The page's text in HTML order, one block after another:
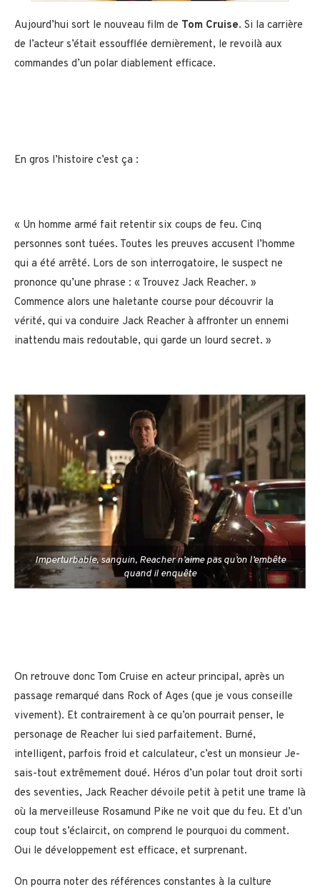
Aujourd’hui sort le nouveau film de Tom Cruise. Si la carrière
de l’acteur s’était essoufflée dernièrement, le revoilà aux
commandes d’un polar diablement efficace.
En gros l’histoire c’est ça :
« Un homme armé fait retentir six coups de feu. Cinq
personnes sont tuées. Toutes les preuves accusent l’homme
qui a été arrêté. Lors de son interrogatoire, le suspect ne
prononce qu’une phrase : « Trouvez Jack Reacher. »
Commence alors une haletante course pour découvrir la
vérité, qui va conduire Jack Reacher à affronter un ennemi
inattendu mais redoutable, qui garde un lourd secret. »
Imperturbable, sanguin, Reacher n’aime pas qu’on l’embête
quand il enquête
On retrouve donc Tom Cruise en acteur principal, après un
passage remarqué dans Rock of Ages (que je vous conseille
vivement). Et contrairement à ce qu’on pourrait penser, le
personage de Reacher lui sied parfaitement. Burné,
intelligent, parfois froid et calculateur, c’est un monsieur Je-
sais-tout extrêmement doué. Héros d’un polar tout droit sorti
des seventies, Jack Reacher dévoile petit à petit une trame là
où la merveilleuse Rosamund Pike ne voit que du feu. Et d’un
coup tout s’éclaircit, on comprend le pourquoi du comment.
Oui le développement est efficace, et surprenant.
On pourra noter des références constantes à la culture